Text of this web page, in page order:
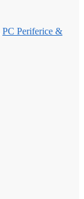
PC Periferice &